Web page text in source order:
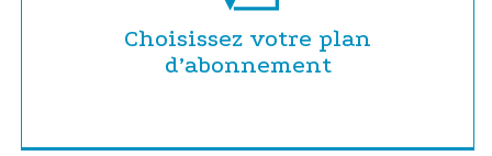
Choisissez votre plan
d’abonnement